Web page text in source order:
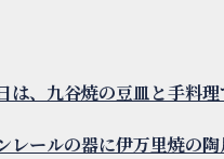
は、九谷焼の豆皿と手料
レールの器に伊万里焼の